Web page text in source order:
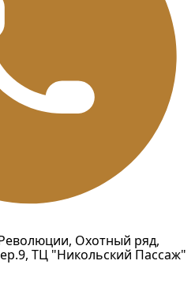
Охотный ряд,
ТЦ "Никольский Пассаж"